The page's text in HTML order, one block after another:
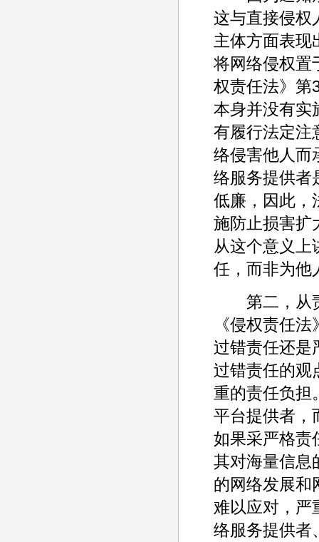
这与直接侵权
主体方面表现
将网络侵权置
权责任法》第
本身并没有实
有履行法定注
络侵害他人而
络服务提供者
低廉，因此，
施防止损害扩
从这个意义上
任，而非为他
第二，从责
《侵权责任
过错责任还是
过错责任的观
重的责任负担
平台提供者，
如果采严格责
其对海量信息
的网络发展和
难以应对，严
络服务提供者